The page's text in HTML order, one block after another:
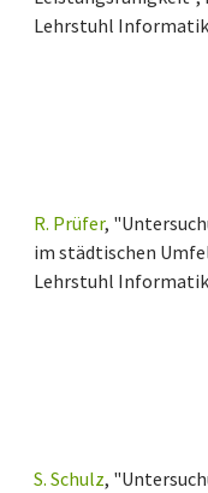
Lehrstuhl Informatik
R. Prüfer,
im städtischen
Lehrstuhl Informatik
S. Schulz,